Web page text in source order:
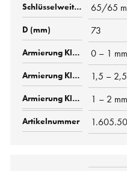
65/65
73
0 – 1 mm
1,5 –
1 – 2 mm